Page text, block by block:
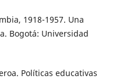
1918-1957. Una
Bogotá: Universidad
Políticas educativas